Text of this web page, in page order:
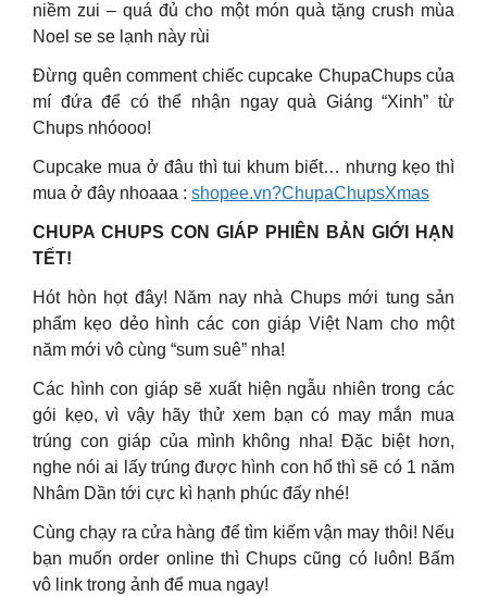
niềm zui – quá đủ cho một món quà tặng crush mùa
Noel se se lạnh này rùi
Đừng quên comment chiếc cupcake ChupaChups của
mí đứa để có thể nhận ngay quà Giáng “Xinh” từ
Chups nhóooo!
Cupcake mua ở đâu thì tui khum biết… nhưng kẹo thì
mua ở đây nhoaaa : shopee.vn?ChupaChupsXmas
CHUPA CHUPS CON GIÁP PHIÊN BẢN GIỚI HẠN
TẾT!
Hót hòn họt đây! Năm nay nhà Chups mới tung sản
phẩm kẹo dẻo hình các con giáp Việt Nam cho một
năm mới vô cùng “sum suê” nha!
Các hình con giáp sẽ xuất hiện ngẫu nhiên trong các
gói kẹo, vì vậy hãy thử xem bạn có may mắn mua
trúng con giáp của mình không nha! Đặc biệt hơn,
nghe nói ai lấy trúng được hình con hổ thì sẽ có 1 năm
Nhâm Dần tới cực kì hạnh phúc đấy nhé!
Cùng chạy ra cửa hàng để tìm kiếm vận may thôi! Nếu
bạn muốn order online thì Chups cũng có luôn! Bấm
vô link trong ảnh để mua ngay!